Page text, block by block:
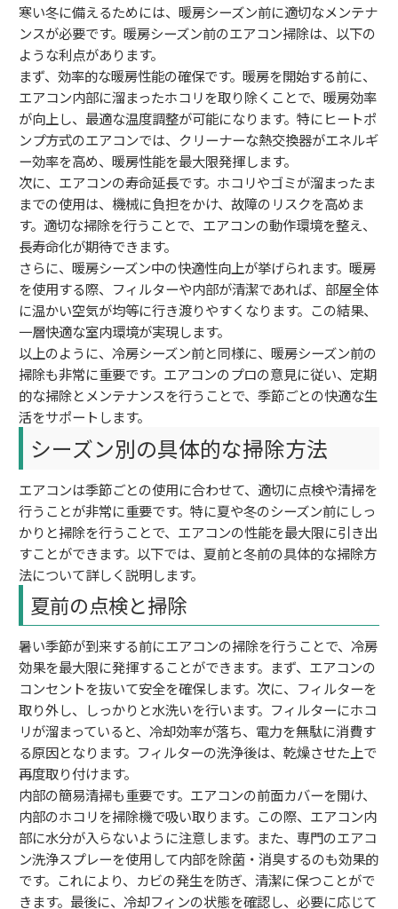
寒い冬に備えるためには、暖房シーズン前に適切なメンテナ
ンスが必要です。暖房シーズン前のエアコン掃除は、以下の
ような利点があります。
まず、効率的な暖房性能の確保です。暖房を開始する前に、
エアコン内部に溜まったホコリを取り除くことで、暖房効率
が向上し、最適な温度調整が可能になります。特にヒートポ
ンプ方式のエアコンでは、クリーナーな熱交換器がエネルギ
ー効率を高め、暖房性能を最大限発揮します。
次に、エアコンの寿命延長です。ホコリやゴミが溜まったま
までの使用は、機械に負担をかけ、故障のリスクを高めま
す。適切な掃除を行うことで、エアコンの動作環境を整え、
長寿命化が期待できます。
さらに、暖房シーズン中の快適性向上が挙げられます。暖房
を使用する際、フィルターや内部が清潔であれば、部屋全体
に温かい空気が均等に行き渡りやすくなります。この結果、
一層快適な室内環境が実現します。
以上のように、冷房シーズン前と同様に、暖房シーズン前の
掃除も非常に重要です。エアコンのプロの意見に従い、定期
的な掃除とメンテナンスを行うことで、季節ごとの快適な生
活をサポートします。
シーズン別の具体的な掃除方法
エアコンは季節ごとの使用に合わせて、適切に点検や清掃を
行うことが非常に重要です。特に夏や冬のシーズン前にしっ
かりと掃除を行うことで、エアコンの性能を最大限に引き出
すことができます。以下では、夏前と冬前の具体的な掃除方
法について詳しく説明します。
夏前の点検と掃除
暑い季節が到来する前にエアコンの掃除を行うことで、冷房
効果を最大限に発揮することができます。まず、エアコンの
コンセントを抜いて安全を確保します。次に、フィルターを
取り外し、しっかりと水洗いを行います。フィルターにホコ
リが溜まっていると、冷却効率が落ち、電力を無駄に消費す
る原因となります。フィルターの洗浄後は、乾燥させた上で
再度取り付けます。
内部の簡易清掃も重要です。エアコンの前面カバーを開け、
内部のホコリを掃除機で吸い取ります。この際、エアコン内
部に水分が入らないように注意します。また、専門のエアコ
ン洗浄スプレーを使用して内部を除菌・消臭するのも効果的
です。これにより、カビの発生を防ぎ、清潔に保つことがで
きます。最後に、冷却フィンの状態を確認し、必要に応じて